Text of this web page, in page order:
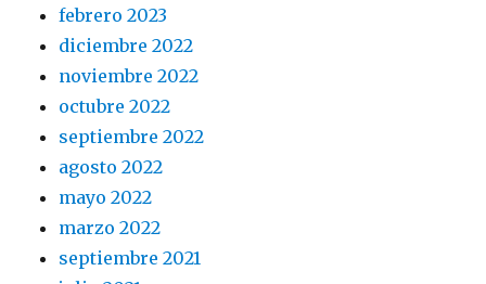
febrero 2023
diciembre 2022
noviembre 2022
octubre 2022
septiembre 2022
agosto 2022
mayo 2022
marzo 2022
septiembre 2021